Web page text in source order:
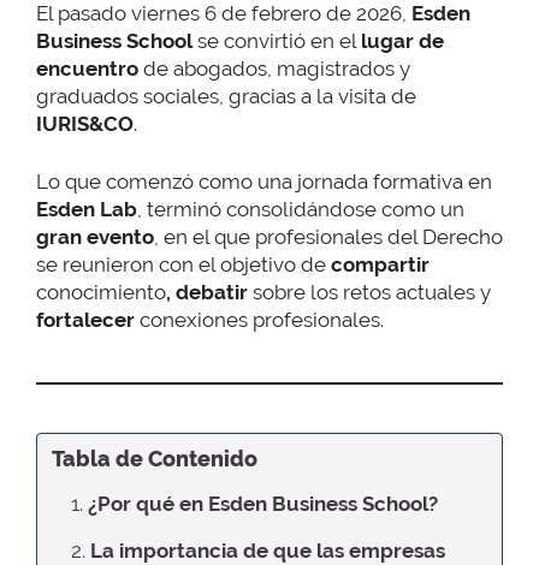
El pasado viernes 6 de febrero de 2026, Esden
Business Schoolse convirtió en el lugar de
encuentro de abogados, magistrados y
graduados sociales, gracias a la visita de
IURIS&CO.
Lo que comenzó como una jornada formativa en
Esden Lab, terminó consolidándose como un
gran evento, en el que profesionales del Derecho
se reunieron con el objetivo de compartir
conocimiento, debatir sobre los retos actuales y
fortalecer conexiones profesionales.
Tabla de Contenido
1. ¿Por qué en Esden Business School?
2. La importancia de que las empresas